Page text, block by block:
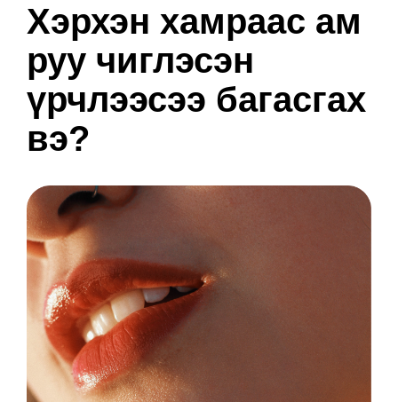
Хэрхэн хамраас ам
руу чиглэсэн
үрчлээсээ багасгах
вэ?